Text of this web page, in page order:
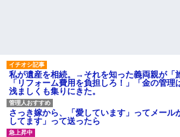
私が遺産を相続。→それを知った義両親が「
「リフォーム費用を負担しろ！」「金の管理
浅ましくも集りにきた。
さっき嫁から、「愛しています」ってメール
してます」って送ったら